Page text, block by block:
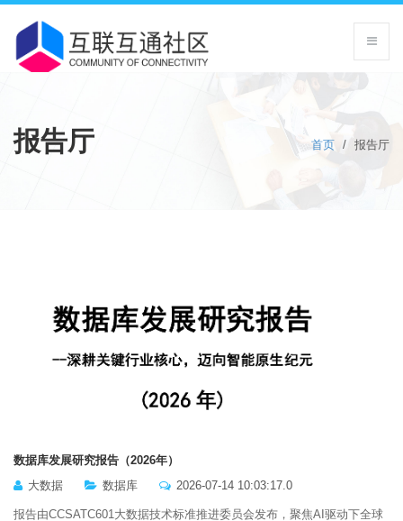
报告厅 首页 / 报告厅
数据库发展研究报告（2026年）
大数据
数据库 2026-07-14 10:03:17.0
报告由CCSATC601大数据技术标准推进委员会发布，聚焦AI驱动下全球